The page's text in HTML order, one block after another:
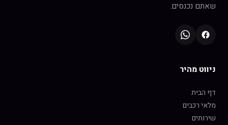
שאתם נכנסים.
ניווט מהיר
דף הבית
מלאי רכבים
שירותים